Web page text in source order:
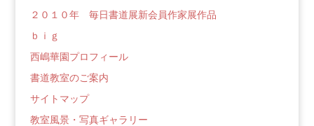
２０１０年 毎日書道展新会員作家展作品
ｂｉｇ
西嶋華園プロフィール
書道教室のご案内
サイトマップ
教室風景・写真ギャラリー